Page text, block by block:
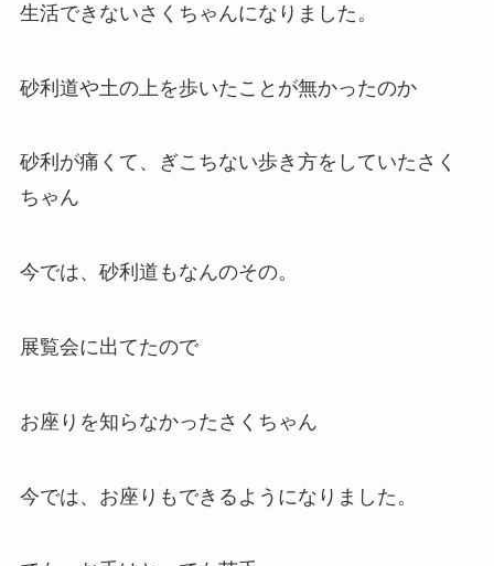
生活できないさくちゃんになりました。
砂利道や土の上を歩いたことが無かったのか
砂利が痛くて、ぎこちない歩き方をしていたさく
ちゃん
今では、砂利道もなんのその。
展覧会に出てたので
お座りを知らなかったさくちゃん
今では、お座りもできるようになりました。